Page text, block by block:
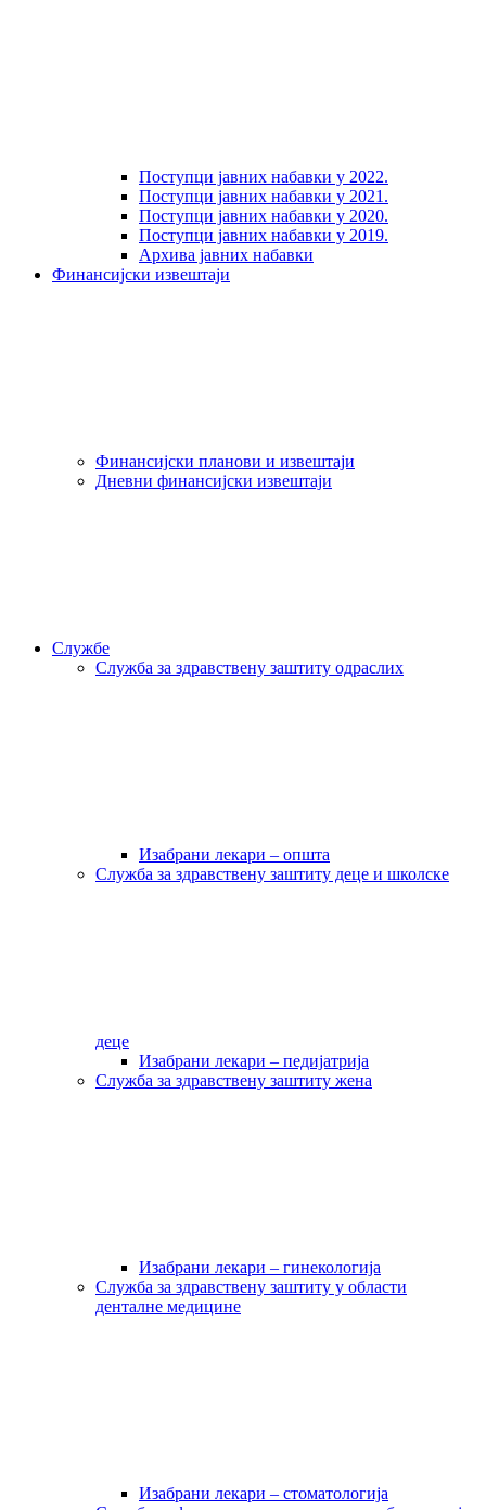
Поступци јавних набавки у 2022.
Поступци јавних набавки у 2021.
Поступци јавних набавки у 2020.
Поступци јавних набавки у 2019.
Архива јавних набавки
Финансијски извештаји
Финансијски планови и извештаји
Дневни финансијски извештаји
Службе
Служба за здравствену заштиту одраслих
Изабрани лекари – општа
Служба за здравствену заштиту деце и школске
деце
Изабрани лекари – педијатрија
Служба за здравствену заштиту жена
Изабрани лекари – гинекологија
Служба за здравствену заштиту у области
денталне медицине
Изабрани лекари – стоматологија